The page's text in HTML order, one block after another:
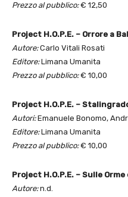
Prezzo al pubblico:€ 12,50
Project H.O.P.E. – Orrore a
Autore:Carlo Vitali Rosati
Editore:Limana Umanita
Prezzo al pubblico:€ 10,00
Project H.O.P.E. –
Autori:Emanuele Bonomo,
Editore:Limana Umanita
Prezzo al pubblico:€ 10,00
Project H.O.P.E. – Sulle
Autore:n.d.